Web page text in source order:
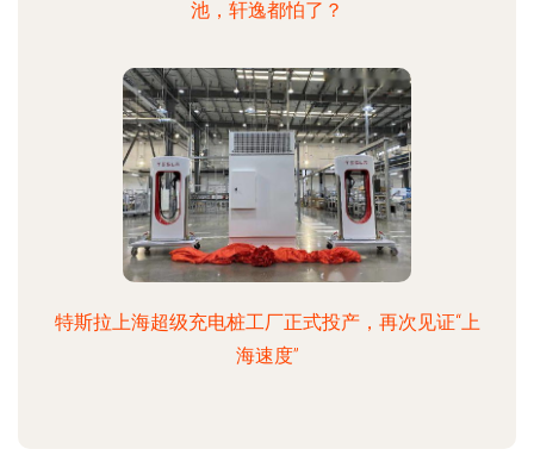
池，轩逸都怕了？
特斯拉上海超级充电桩工厂正式投产，再次见证“上
海速度”